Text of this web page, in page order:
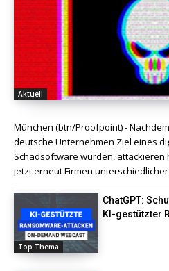
Aktuell
München (btn/Proofpoint) -
deutsche Unternehmen Ziel eines
Schadsoftware wurden,
jetzt erneut Firmen unterschiedlicher
Top Thema
ChatGPT:
KI-gestützter